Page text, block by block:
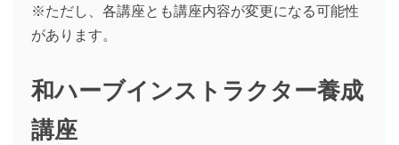
※ただし、各講座とも講座内容が変更になる可能性
があります。
和ハーブインストラクター養成
講座